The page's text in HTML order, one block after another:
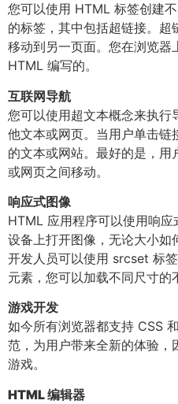
您可以使用 HTML 标签创建
的标签，其中包括超链接。
移动到另一页面。您在浏览器
HTML 编写的。
互联网导航
您可以使用超文本概念来执
他文本或网页。当用户单击链
的文本或网站。最好的是，
或网页之间移动。
响应式图像
HTML 应用程序可以使用响
设备上打开图像，无论大小如
开发人员可以使用 srcset 标
元素，您可以加载不同尺寸的
游戏开发
如今所有浏览器都支持 CSS
范，为用户带来全新的体验
游戏。
HTML 编辑器